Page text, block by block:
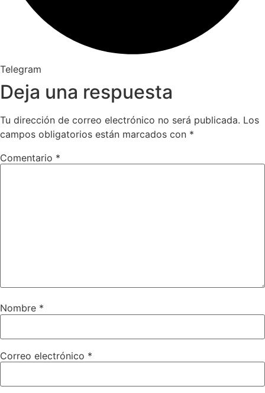
Telegram
Deja una respuesta
Tu dirección de correo electrónico no será publicada. Los
campos obligatorios están marcados con *
Comentario *
Nombre *
Correo electrónico *